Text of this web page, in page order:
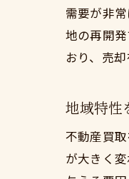
需要が非
地の再開
おり、売
地域特性
不動産買
が大きく